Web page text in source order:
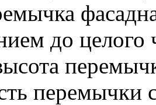
до
перемычки